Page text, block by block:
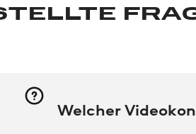
Welcher